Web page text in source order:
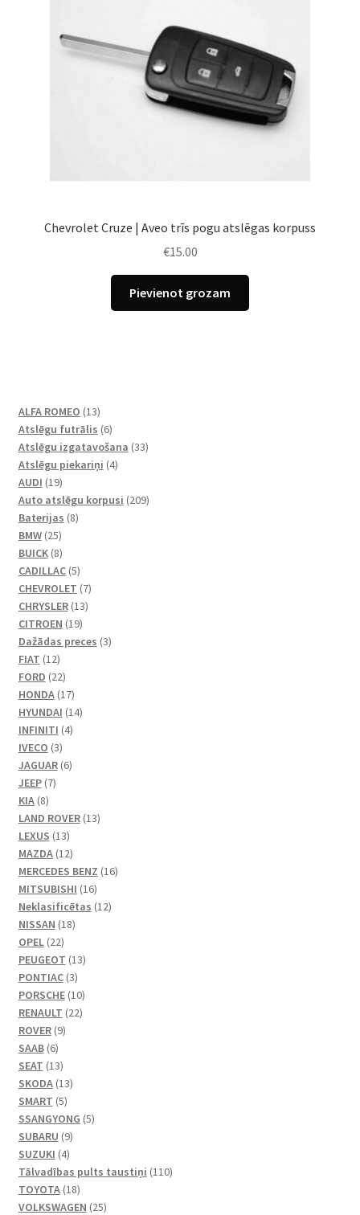
Chevrolet Cruze | Aveo trīs pogu atslēgas korpuss
€15.00
Pievienot grozam
ALFA ROMEO 1313
produkti
Atslēgu futrālis 66
produkts
Atslēgu izgatavošana 3333
Atslēgu piekariņi 44
AUDI 1919
produkti
Auto atslēgu korpusi 209209
Baterijas 88
BMW 2525
produkts
BUICK 88
produkts
CADILLAC 55
produkts
CHEVROLET 77
produkts
CHRYSLER 1313
CITROEN 1919
produkti
Dažādas preces 33
FIAT 1212
produkti
FORD 2222
produkts
HONDA 1717
produkti
HYUNDAI 1414
INFINITI 44
IVECO 33
produkts
JAGUAR 66
JEEP 77
KIA 88
produkts
LAND ROVER 1313
LEXUS 1313
produkti
MAZDA 1212
produkti
MERCEDES BENZ 1616
MITSUBISHI 1616
produkti
Neklasificētas 1212
NISSAN 1818
OPEL 2222
produkts
PEUGEOT 1313
PONTIAC 33
produkts
PORSCHE 1010
produkti
RENAULT 2222
ROVER 99
SAAB 66
produkts
SEAT 1313
produkti
SKODA 1313
SMART 55
produkts
SSANGYONG 55
SUBARU 99
produkts
SUZUKI 44
produkts
Tālvadības pults taustiņi 110110
TOYOTA 1818
produkti
VOLKSWAGEN 2525